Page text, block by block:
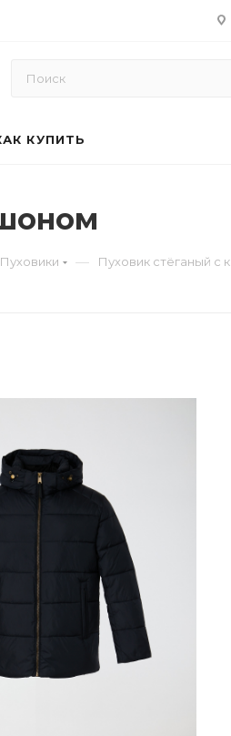
КУПИТЬ
Пуховики — Пуховик стёганый с